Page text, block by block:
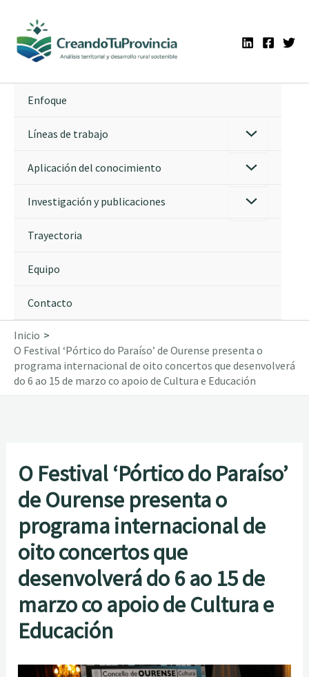
contenido
Enfoque
Líneas de trabajo
Aplicación del conocimiento
Investigación y publicaciones
Trayectoria
Equipo
Contacto
Inicio
O Festival ‘Pórtico do Paraíso’ de Ourense presenta o
programa internacional de oito concertos que desenvolverá
do 6 ao 15 de marzo co apoio de Cultura e Educación
O Festival ‘Pórtico do Paraíso’
de Ourense presenta o
programa internacional de
oito concertos que
desenvolverá do 6 ao 15 de
marzo co apoio de Cultura e
Educación